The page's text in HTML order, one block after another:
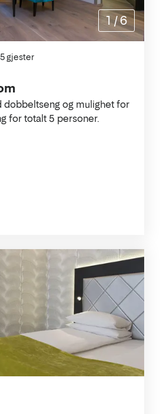
dobbeltseng og mulighet for
for totalt 5 personer.
5 gjester
1 /6